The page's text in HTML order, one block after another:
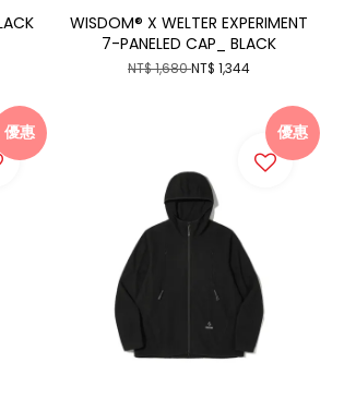
WISDOM® X WELTER EXPERIMENT
7-PANELED CAP_ BLACK
NT$ 1,680NT$ 1,344
優惠 優惠